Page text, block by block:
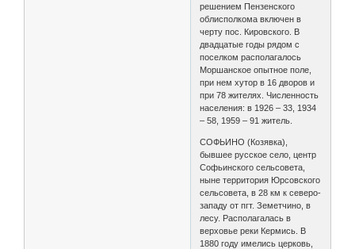
решением Пензенского
облисполкома включен в
черту пос. Кировского. В
двадцатые годы рядом с
поселком располагалось
Моршанское опытное поле,
при нем хутор в 16 дворов и
при 78 жителях. Численность
населения: в 1926 – 33, 1934
– 58, 1959 – 91 житель.
СОФЬИНО (Козявка),
бывшее русское село, центр
Софьинского сельсовета,
ныне территория Юрсовского
сельсовета, в 28 км к северо-
западу от пгт. Земетчино, в
лесу. Располагалась в
верховье реки Кермись. В
1880 году имелись церковь,